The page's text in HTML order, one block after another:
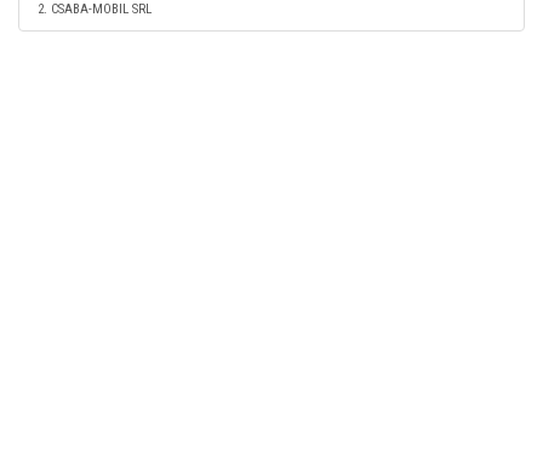
2. CSABA-MOBIL SRL